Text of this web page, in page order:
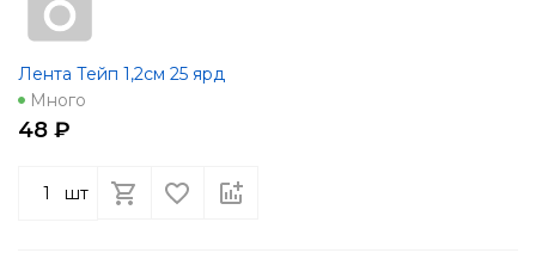
Лента Тейп 1,2см 25 ярд
Много
48 ₽
шт